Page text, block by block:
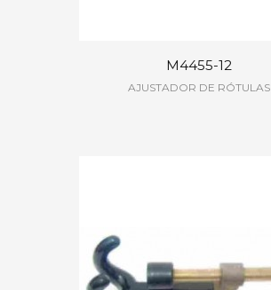
M4455-12
AJUSTADOR DE RÓTULAS